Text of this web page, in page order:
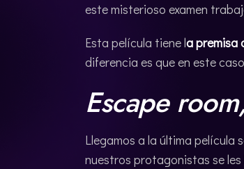
este misterioso examen
Esta película tiene la premisa
diferencia es que en este
Escape
Llegamos a la última película
nuestros protagonistas se